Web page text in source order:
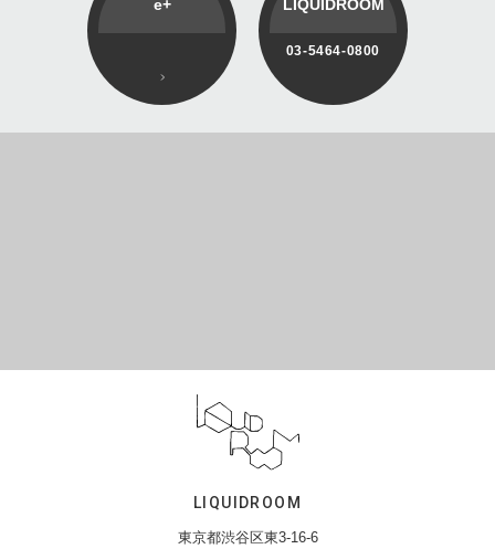
e+ LIQUIDROOM
03-5464-0800
LIQUIDROOM
東京都渋谷区東3-16-6